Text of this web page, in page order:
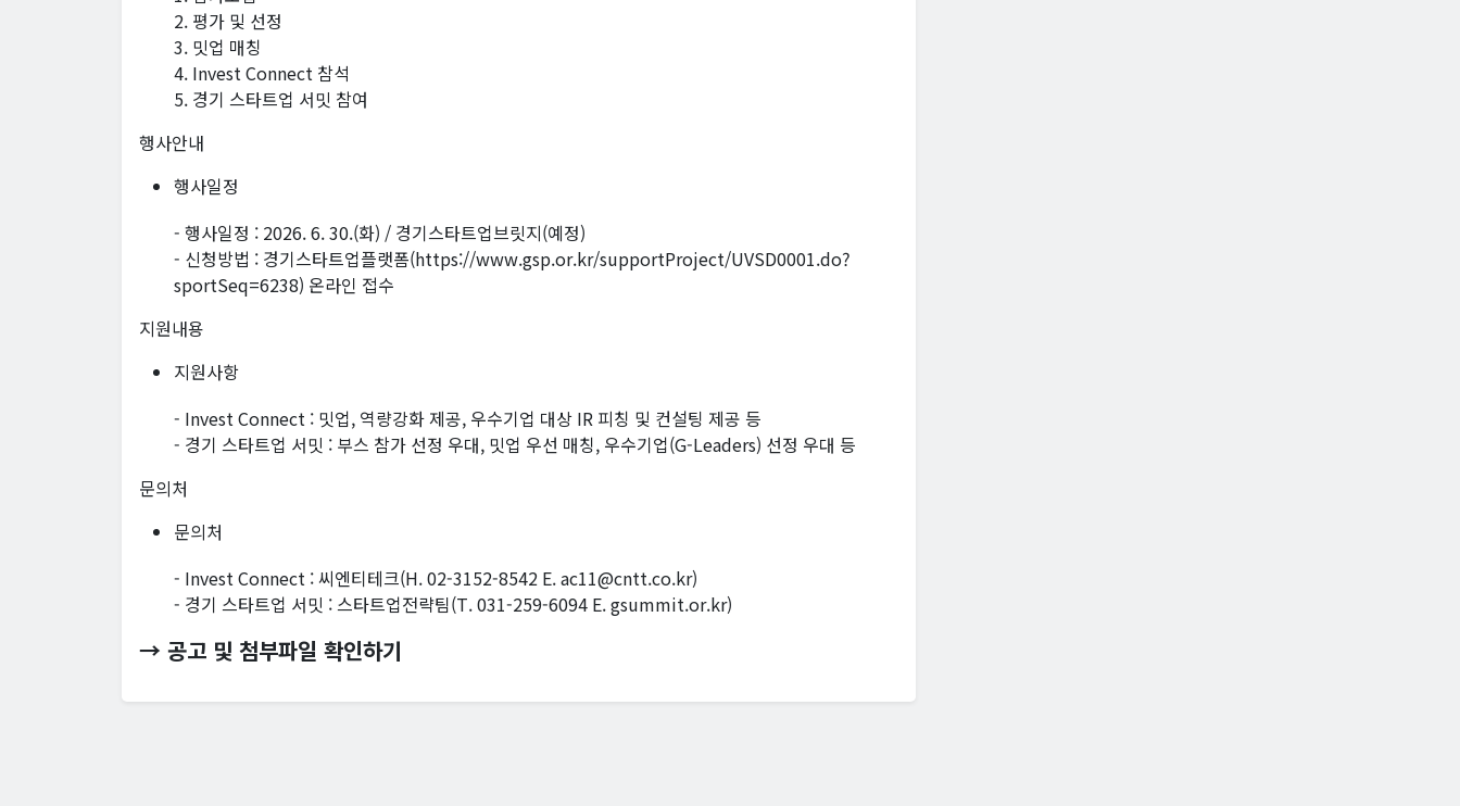
2. 평가 및 선정
3. 밋업 매칭
4. Invest Connect 참석
5. 경기 스타트업 서밋 참여
행사안내
행사일정
- 행사일정 : 2026. 6. 30.(화) / 경기스타트업브릿지(예정)
- 신청방법 : 경기스타트업플랫폼(https://www.gsp.or.kr/supportProject/UVSD0001.do?
sportSeq=6238) 온라인 접수
지원내용
지원사항
- Invest Connect : 밋업, 역량강화 제공, 우수기업 대상 IR 피칭 및 컨설팅 제공 등
- 경기 스타트업 서밋 : 부스 참가 선정 우대, 밋업 우선 매칭, 우수기업(G-Leaders) 선정 우대 등
문의처
문의처
- Invest Connect : 씨엔티테크(H. 02-3152-8542 E. ac11@cntt.co.kr)
- 경기 스타트업 서밋 : 스타트업전략팀(T. 031-259-6094 E. gsummit.or.kr)
→ 공고 및 첨부파일 확인하기